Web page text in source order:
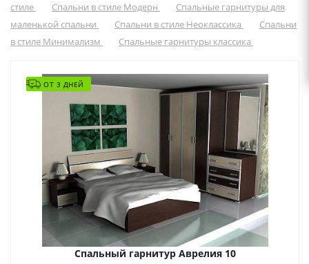
стиле
Спальни в стиле Модерн
Спальные гарнитуры для
маленькой спальни
Спальни в стиле Неоклассика
Спальни
в стиле Минимализм
Спальные гарнитуры классика
ОТ 3 ДНЕЙ
Спальный гарнитур Аврелия 10